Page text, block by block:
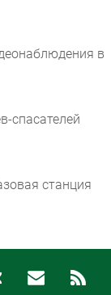
в
спасателей
станция